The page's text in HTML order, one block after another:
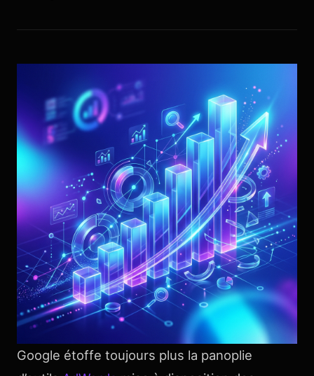
Google étoffe toujours plus la panoplie